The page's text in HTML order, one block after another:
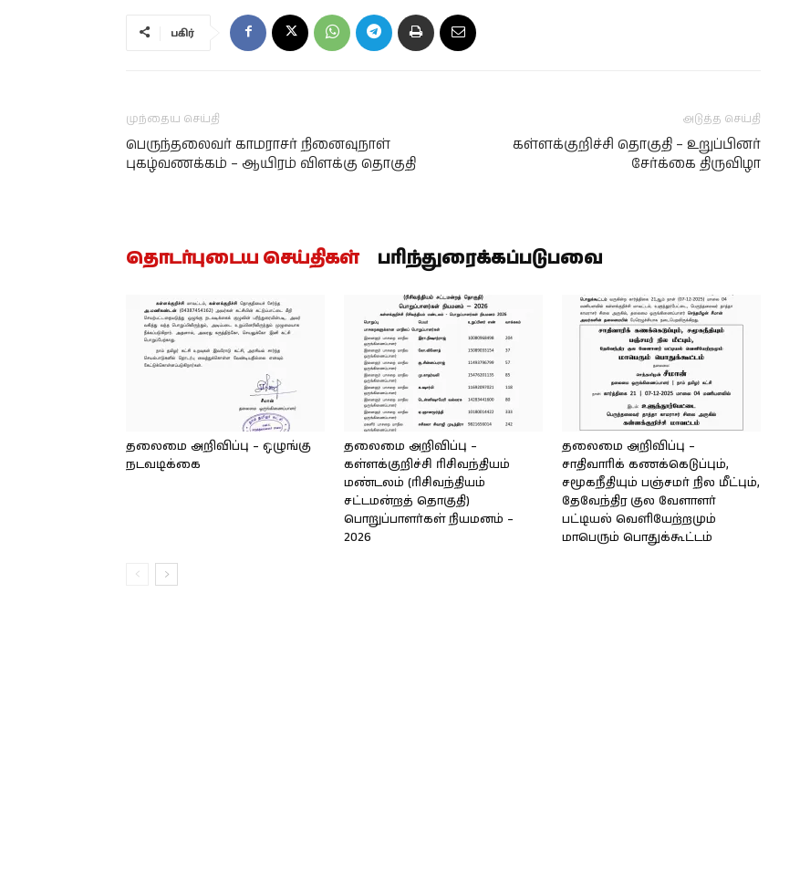
பகிர்
முந்தைய செய்தி
பெருந்தலைவர் காமராசர் நினைவுநாள்
புகழ்வணக்கம் – ஆயிரம் விளக்கு தொகுதி
அடுத்த செய்தி
கள்ளக்குறிச்சி தொகுதி – உறுப்பினர்
சேர்க்கை திருவிழா
தொடர்புடைய செய்திகள் பரிந்துரைக்கப்படுபவை
தலைமை அறிவிப்பு – ஒழுங்கு
நடவடிக்கை
தலைமை அறிவிப்பு –
கள்ளக்குறிச்சி ரிசிவந்தியம்
மண்டலம் (ரிசிவந்தியம்
சட்டமன்றத் தொகுதி)
பொறுப்பாளர்கள் நியமனம் –
2026
தலைமை அறிவிப்பு –
சாதிவாரிக் கணக்கெடுப்பும்,
சமூகநீதியும் பஞ்சமர் நில மீட்பும்,
தேவேந்திர குல வேளாளர்
பட்டியல் வெளியேற்றமும்
மாபெரும் பொதுக்கூட்டம்